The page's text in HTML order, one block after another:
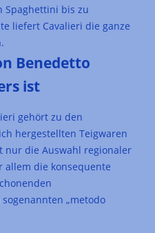
Spaghettini bis zu
liefert Cavalieri die ganze
Benedetto
ist
gehört zu den
hergestellten Teigwaren
nur die Auswahl regionaler
allem die konsequente
„metodo